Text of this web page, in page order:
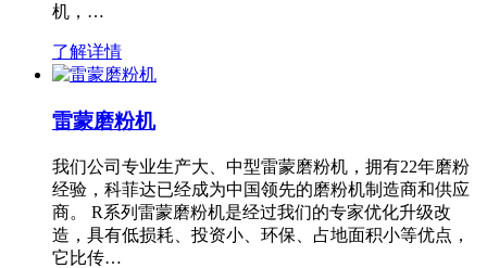
机，…
了解详情
雷蒙磨粉机
我们公司专业生产大、中型雷蒙磨粉机，拥有22年磨粉
经验，科菲达已经成为中国领先的磨粉机制造商和供应
商。 R系列雷蒙磨粉机是经过我们的专家优化升级改
造，具有低损耗、投资小、环保、占地面积小等优点，
它比传…